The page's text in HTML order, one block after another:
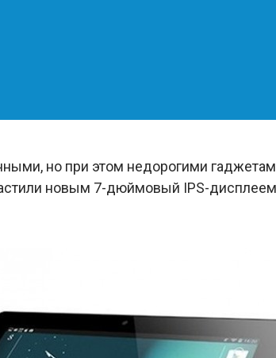
но при этом недорогими
новым 7-дюймовый IPS-